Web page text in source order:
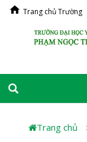
Trang chủ Trường
Trang chủ